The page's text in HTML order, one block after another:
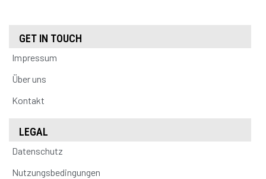
GET IN TOUCH
Impressum
Über uns
Kontakt
LEGAL
Datenschutz
Nutzungsbedingungen